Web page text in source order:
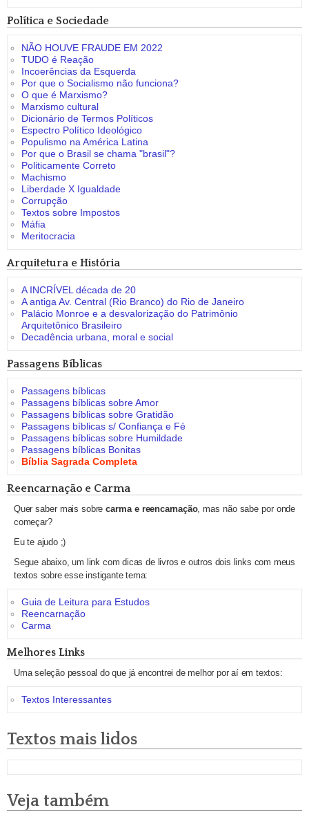
Política e Sociedade
NÃO HOUVE FRAUDE EM 2022
TUDO é Reação
Incoerências da Esquerda
Por que o Socialismo não funciona?
O que é Marxismo?
Marxismo cultural
Dicionário de Termos Políticos
Espectro Político Ideológico
Populismo na América Latina
Por que o Brasil se chama "brasil"?
Politicamente Correto
Machismo
Liberdade X Igualdade
Corrupção
Textos sobre Impostos
Máfia
Meritocracia
Arquitetura e História
A INCRÍVEL década de 20
A antiga Av. Central (Rio Branco) do Rio de Janeiro
Palácio Monroe e a desvalorização do Patrimônio
Arquitetônico Brasileiro
Decadência urbana, moral e social
Passagens Bíblicas
Passagens bíblicas
Passagens bíblicas sobre Amor
Passagens bíblicas sobre Gratidão
Passagens bíblicas s/ Confiança e Fé
Passagens bíblicas sobre Humildade
Passagens bíblicas Bonitas
Bíblia Sagrada Completa
Reencarnação e Carma
Quer saber mais sobrecarma e reencarnação, mas não sabe por onde
começar?
Eu te ajudo ;)
Segue abaixo, um link com dicas de livros e outros dois links com meus
textos sobre esse instigante tema:
Guia de Leitura para Estudos
Reencarnação
Carma
Melhores Links
Uma seleção pessoal do que já encontrei de melhor por aí em textos:
Textos Interessantes
Textos mais lidos
Veja também